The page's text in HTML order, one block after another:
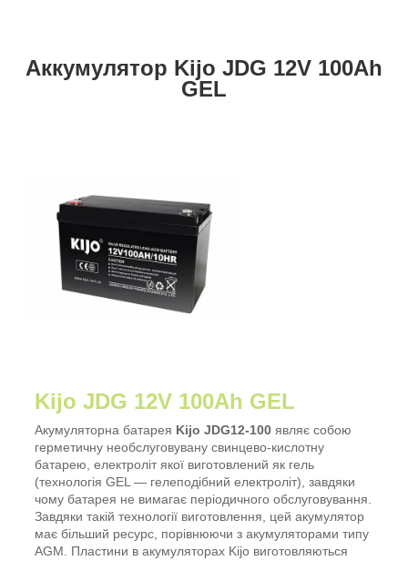
Аккумулятор Kijo JDG 12V 100Ah
GEL
Kijo JDG 12V 100Ah GEL
Акумуляторна батарея Kijo JDG12-100 являє собою
герметичну необслуговувану свинцево-кислотну
батарею, електроліт якої виготовлений як гель
(технологія GEL — гелеподібний електроліт), завдяки
чому батарея не вимагає періодичного обслуговування.
Завдяки такій технології виготовлення, цей акумулятор
має більший ресурс, порівнюючи з акумуляторами типу
AGM. Пластини в акумуляторах Kijo виготовляються